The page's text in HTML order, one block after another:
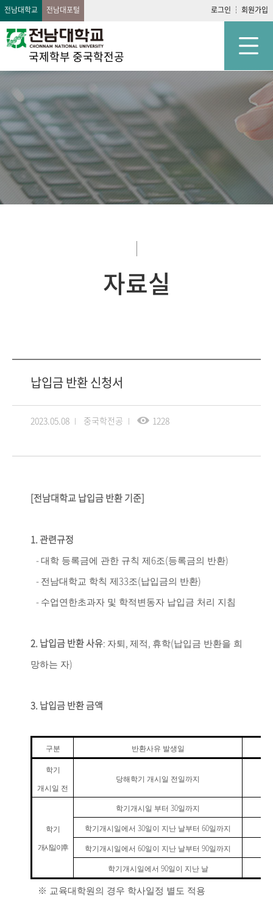
전남대학교 전남대포털 로그인 회원가입
국제학부 중국학전공
자료실
납입금 반환 신청서
2023.05.08 중국학전공 1228
[전남대학교 납입금 반환 기준]
1.관련규정
-대학 등록금에 관한 규칙 제 6조(등록금의 반환)
- 전남대학교 학칙 제 33조(납입금의 반환)
- 수업연한초과자 및 학적변동자 납입금 처리 지침
2.납입금 반환 사유: 자퇴 , 제적, 휴학(납입금 반환을 희
망하는 자)
3.납입금 반환 금액
구분 반환사유 발생일
학기
개시일 전
당해학기 개시일 전일까지
학기
개시일 이후
학기개시일 부터 30일까지
학기개시일에서 30일이 지난 날부터 60일까지
학기개시일에서 60일이 지난 날부터 90일까지
학기개시일에서 90일이 지난 날
※ 교육대학원의 경우 학사일정 별도 적용